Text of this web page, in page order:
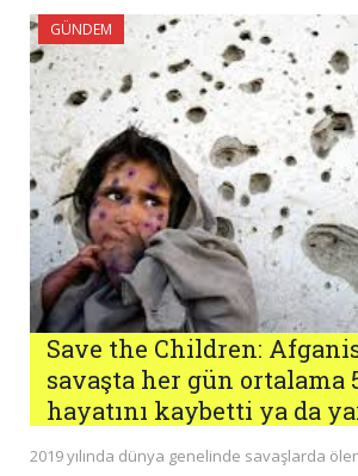
GÜNDEM
Save the Children:
savaşta her gün ortalama
hayatını kaybetti ya da
2019 yılında dünya genelinde savaşlarda